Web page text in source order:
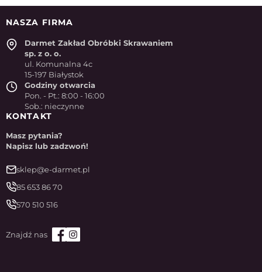
NASZA FIRMA
Darmet Zakład Obróbki Skrawaniem
sp. z o. o.
ul. Komunalna 4c
15-197 Białystok
Godziny otwarcia
Pon. - Pt.: 8:00 - 16:00
Sob.: nieczynne
KONTAKT
Masz pytania?
Napisz lub zadzwoń!
sklep@e-darmet.pl
85 653 86 70
570 510 516